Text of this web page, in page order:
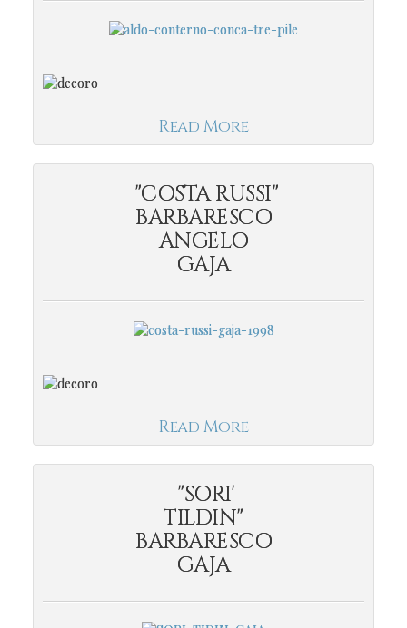
Read More
"COSTA RUSSI"
BARBARESCO
ANGELO
GAJA
Read More
"SORI'
TILDIN"
BARBARESCO
GAJA